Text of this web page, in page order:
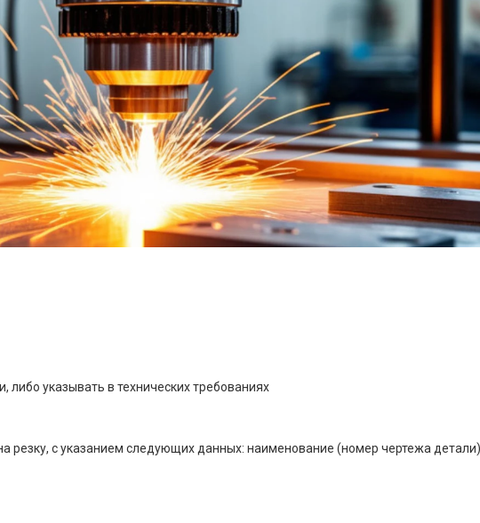
указывать в технических требованиях
резку, с указанием следующих данных: наименование (номер чертежа